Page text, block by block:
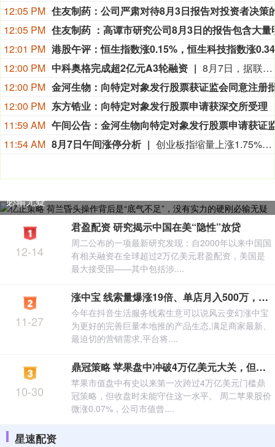
12:05 PM
12:05 PM
12:01 PM
12:00 PM 中科奥格完成超2亿元A3轮融资
8月7日，据联想创投消息，中国异种移植领域的企业成都中科奥格生物科技有限公司于2026年8月宣布完成超2亿元A3轮融资。本轮融资由中科创星领投，联想创投、牧原集团、威高血净、华立集团、华方资本、成都科创投跟投，老股东贝达基金、光合创投持续加注。凯乘资本担任独家财务顾问。本轮资金将主要用于异种移植产品的临床试验申报与推进、DPF级医用供体猪产能扩建、产业基地建设及新一代多基因编辑供体猪开发。
12:00 PM
12:00 PM 东方锆业：向特定对象发行股票申请获深交所受理
11:59 AM
11:54 AM 8月7日午间涨停分析 创业板指缩量上涨1.75%，医药、算力硬件股持续爆发。宝鼎科技、云南锗业、汇绿生态、沃格光电、百花医药均4连板，一图看懂>>
必输无疑​
君盈配资 研究揭示中国在美“隐性”放贷
周二公布的一项最新研究发现：自2000年以来中国国
有相关融资在全球超过2万亿美元君盈配资，美国是
最大接受国——其中包括涉....
12-14
涨中宝 线索量爆涨19倍、单店月入500万，本地推新能力还能“捧红”多少生意？
今年在抖音生活服务线索生意可以说风云变幻涨中宝
为更好的完善巨量本地推的产品生态,满足商家最新、
最迫切的营销需求,平台将....
11-27
鼎冠策略 苹果盘中冲破4万亿美元大关，但收盘未能守住
苹果市值盘中有史以来第一次跨过4万亿美元门槛鼎
冠策略，但收盘时未能守住这一水平。 周二苹果股价
微涨0.07%，公司市值曾....
10-30
星速配资